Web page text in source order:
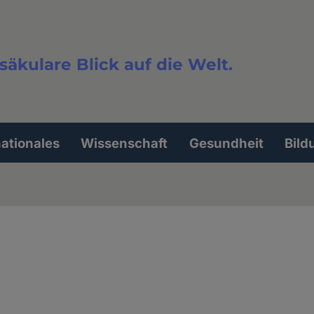
Blick auf die Welt.
Wissenschaft Gesundheit